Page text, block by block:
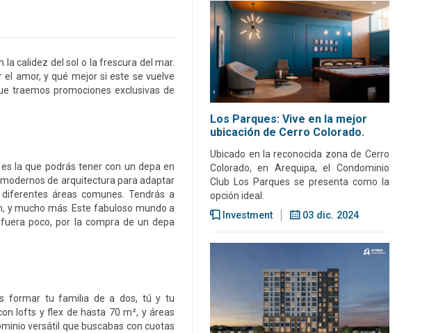
calidez del sol o la frescura del mar.
amor, y qué mejor si este se vuelve
traemos promociones exclusivas de
la que podrás tener con un depa en
de arquitectura para adaptar
áreas comunes. Tendrás a
y mucho más. Este fabuloso mundo a
poco, por la compra de un depa
formar tu familia de a dos, tú y tu
lofts y flex de hasta 70 m², y áreas
versátil que buscabas con cuotas
Los Parques: Vive en la mejor
ubicación de Cerro Colorado.
Ubicado en la reconocida zona de Cerro
Colorado, en Arequipa, el Condominio
Club Los Parques se presenta como la
opción ideal.
Investment 03 dic. 2024